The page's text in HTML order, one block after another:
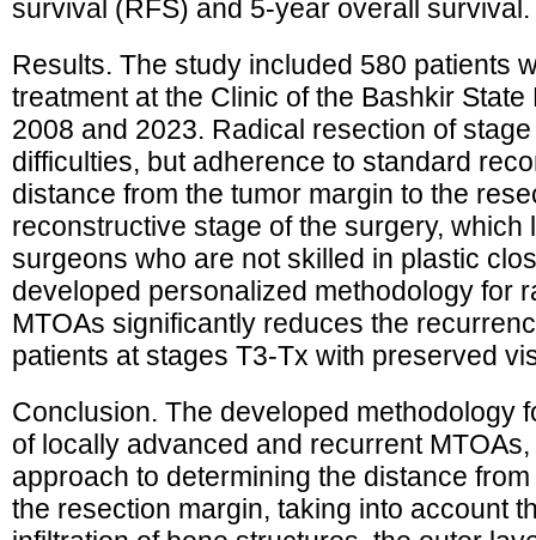
survival (RFS) and 5-year overall survival.
Results. The study included 580 patients
treatment at the Clinic of the Bashkir
2008 and 2023. Radical resection of
difficulties, but adherence to standard
distance from the tumor margin to the
reconstructive stage of the surgery, which
surgeons who are not skilled in plastic
developed personalized methodology for
MTOAs significantly reduces the
patients at stages T3-Tx with preserved
Conclusion. The developed methodology
of locally advanced and recurrent
approach to determining the distance
the resection margin, taking into account